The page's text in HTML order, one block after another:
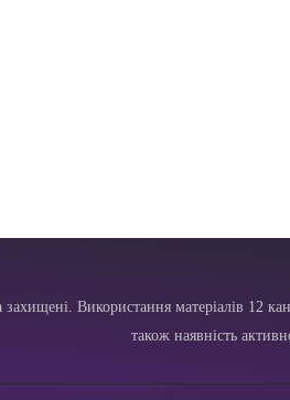
Використання матеріалів 12
також наявність